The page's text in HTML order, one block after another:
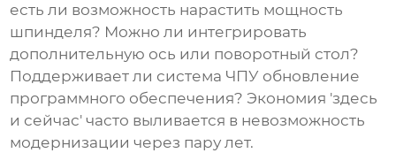
есть ли возможность нарастить мощность
шпинделя? Можно ли интегрировать
дополнительную ось или поворотный стол?
Поддерживает ли система ЧПУ обновление
программного обеспечения? Экономия 'здесь
и сейчас' часто выливается в невозможность
модернизации через пару лет.